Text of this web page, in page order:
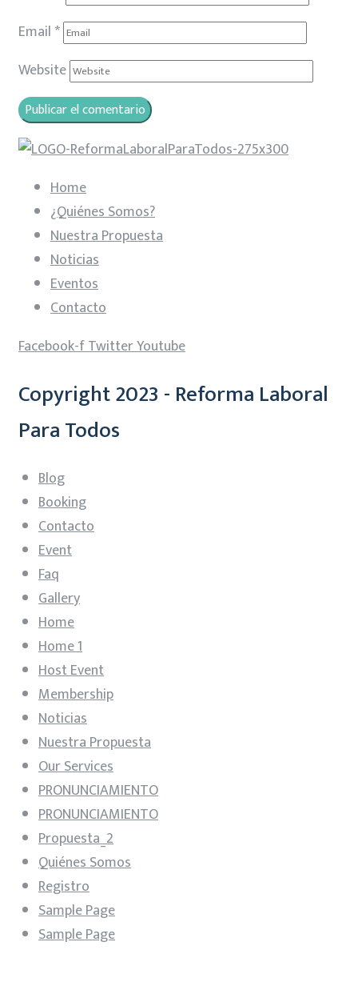
Email *
Website
Home
¿Quiénes Somos?
Nuestra Propuesta
Noticias
Eventos
Contacto
Facebook-fTwitterYoutube
Copyright 2023 - Reforma Laboral
Para Todos
Blog
Booking
Contacto
Event
Faq
Gallery
Home
Home 1
Host Event
Membership
Noticias
Nuestra Propuesta
Our Services
PRONUNCIAMIENTO
PRONUNCIAMIENTO
Propuesta_2
Quiénes Somos
Registro
Sample Page
Sample Page